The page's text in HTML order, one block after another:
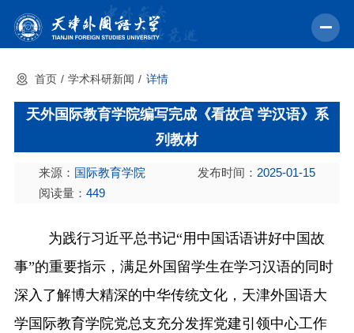
首页
学校概况
机构设置
教育教学
学术科研
招生就业
首页 学术科研新闻 详情
天外国际教育学院编写完成《看故宫 学汉语》系
列教材
来源： 国际教育学院 发布时间： 2025-01-15
阅读量：449
为践行习近平总书记“用中国话语讲好中国故
事”的重要指示， 满足外国留学生在学习汉语的同时
深入了解博大精深的中华传统文化， 天津外国语大
学国际教育学院党总支充分发挥党建引领中心工作